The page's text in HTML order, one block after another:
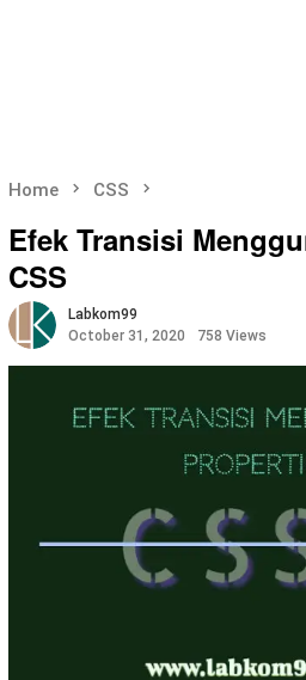
Home CSS
Efek Transisi
CSS
Labkom99
October 31, 2020
758 Views